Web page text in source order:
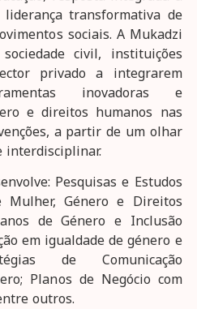
liderança transformativa de
sociais. A Mukadzi
civil, instituições
privado a integrarem
inovadoras e
e direitos humanos nas
a partir de um olhar
interdisciplinar.
Pesquisas e Estudos
Mulher, Género e Direitos
de Género e Inclusão
em igualdade de género e
de Comunicação
Planos de Negócio com
outros.